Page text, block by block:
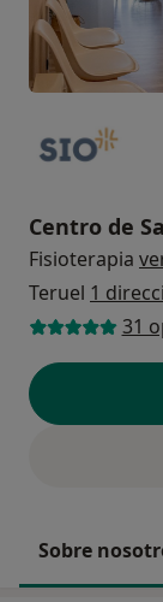
Centro de
Fisioterapia
Teruel 1
31
Sobre